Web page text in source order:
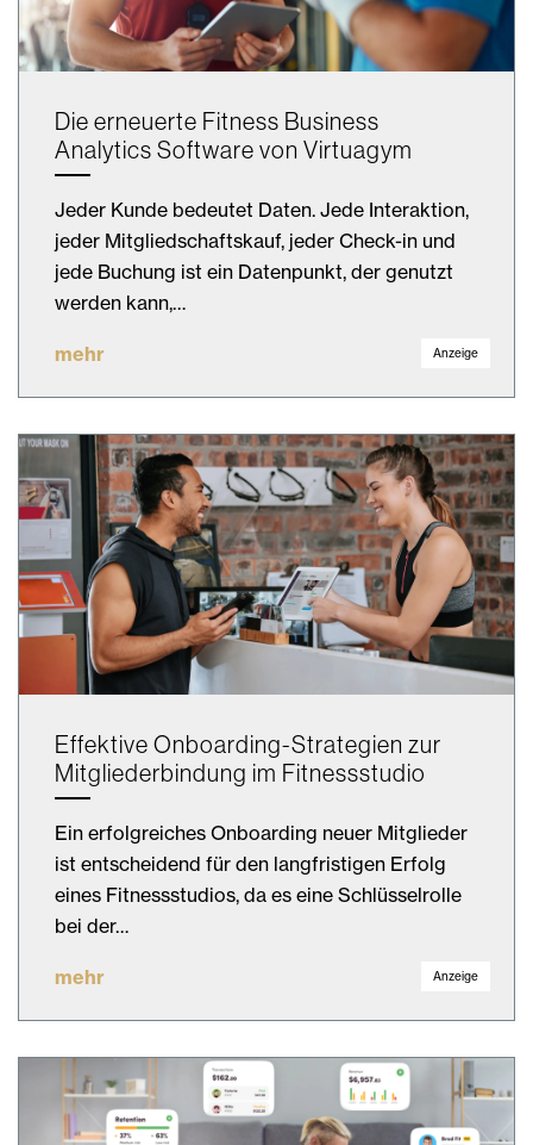
Die erneuerte Fitness Business
Analytics Software von Virtuagym
Jeder Kunde bedeutet Daten. Jede Interaktion,
jeder Mitgliedschaftskauf, jeder Check-in und
jede Buchung ist ein Datenpunkt, der genutzt
werden kann,…
mehr Anzeige
Effektive Onboarding-Strategien zur
Mitgliederbindung im Fitnessstudio
Ein erfolgreiches Onboarding neuer Mitglieder
ist entscheidend für den langfristigen Erfolg
eines Fitnessstudios, da es eine Schlüsselrolle
bei der…
mehr Anzeige